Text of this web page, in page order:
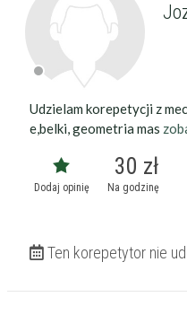
Udzielam korepetycji z
e,belki, geometria mas
Dodaj opinię
30 zł
Na godzinę
Ten korepetytor nie